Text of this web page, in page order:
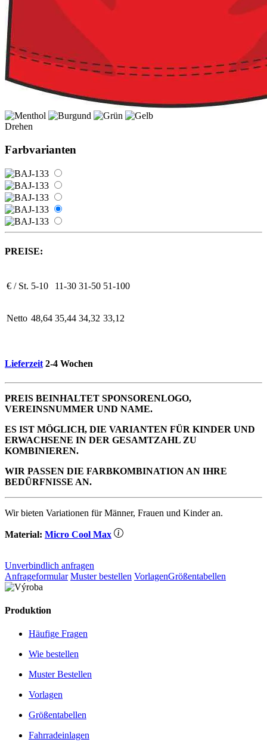
Drehen
Farbvarianten
PREISE:
€ / St. 5-10 11-30 31-50 51-100
Netto 48,64 35,44 34,32 33,12
Lieferzeit 2-4 Wochen
PREIS BEINHALTET SPONSORENLOGO,
VEREINSNUMMER UND NAME.
ES IST MÖGLICH, DIE VARIANTEN FÜR KINDER UND
ERWACHSENE IN DER GESAMTZAHL ZU
KOMBINIEREN.
WIR PASSEN DIE FARBKOMBINATION AN IHRE
BEDÜRFNISSE AN.
Wir bieten Variationen für Männer, Frauen und Kinder an.
Material: Micro Cool Max
Unverbindlich anfragen
Anfrageformular Muster bestellen VorlagenGrößentabellen
Produktion
Häufige Fragen
Wie bestellen
Muster Bestellen
Vorlagen
Größentabellen
Fahrradeinlagen